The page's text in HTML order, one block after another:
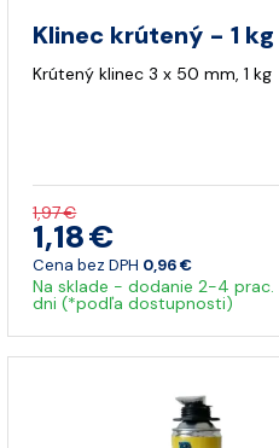
Klinec krútený - 1 kg
Krútený klinec 3 x 50 mm, 1 kg
1,97 €
1,18 €
Cena bez DPH 0,96 €
Na sklade - dodanie 2-4 prac.
dni (*podľa dostupnosti)